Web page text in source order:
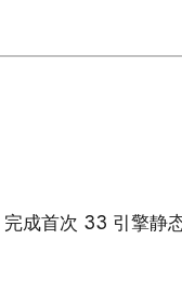
成首次 33 引擎静